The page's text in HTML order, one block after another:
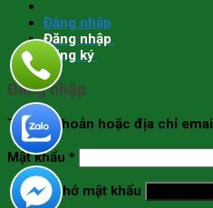
Đăng nhập
Đăng nhập
Đăng ký
Đăng nhập
Tên tài khoản hoặc địa chỉ email
Mật khẩu *
Ghi nhớ mật khẩu